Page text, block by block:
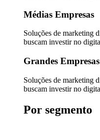
Médias Empresas
Soluções de marketing
buscam investir no
Grandes Empresas
Soluções de marketing
buscam investir no
Por segmento